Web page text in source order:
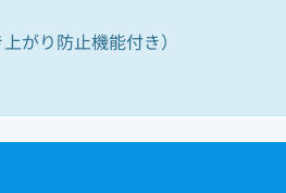
がり防止機能付き）